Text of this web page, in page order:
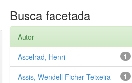
Busca facetada
Autor
1
Ascelrad, Henri
1
Assis, Wendell Ficher Teixeira